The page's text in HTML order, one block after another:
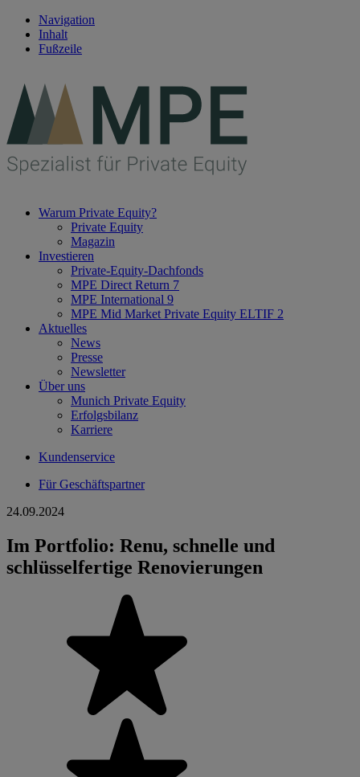
Navigation
Inhalt
Fußzeile
Warum Private Equity?
Private Equity
Magazin
Investieren
Private-Equity-Dachfonds
MPE Direct Return 7
MPE International 9
MPE Mid Market Private Equity ELTIF 2
Aktuelles
News
Presse
Newsletter
Über uns
Munich Private Equity
Erfolgsbilanz
Karriere
Kundenservice
Für Geschäftspartner
24.09.2024
Im Portfolio: Renu, schnelle und
schlüsselfertige Renovierungen